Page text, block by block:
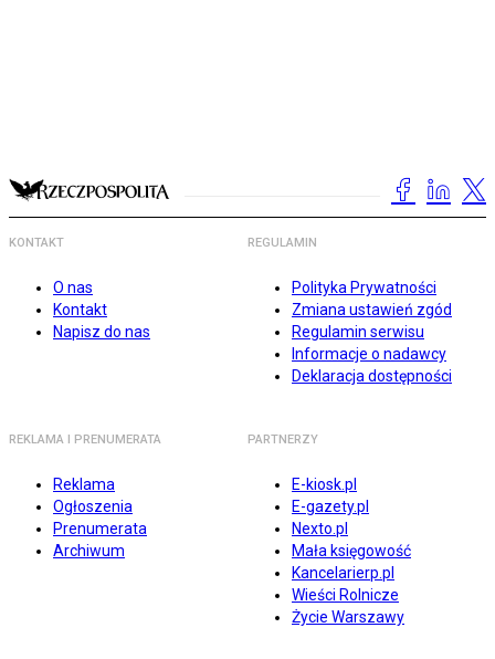
KONTAKT
O nas
Kontakt
Napisz do nas
REGULAMIN
Polityka Prywatności
Zmiana ustawień zgód
Regulamin serwisu
Informacje o nadawcy
Deklaracja dostępności
REKLAMA I PRENUMERATA
Reklama
Ogłoszenia
Prenumerata
Archiwum
PARTNERZY
E-kiosk.pl
E-gazety.pl
Nexto.pl
Mała księgowość
Kancelarierp.pl
Wieści Rolnicze
Życie Warszawy